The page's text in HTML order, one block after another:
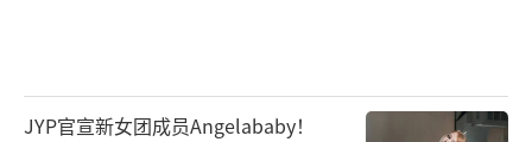
JYP官宣新女团成员Angelababy！